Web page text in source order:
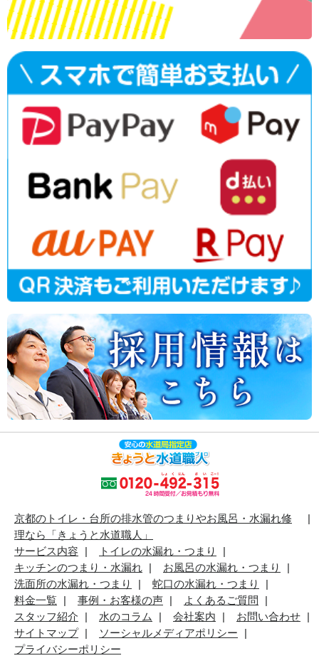
京都のトイレ・台所の排水管のつまりやお風呂・水漏れ修
理なら「きょうと水道職人」
サービス内容
トイレの水漏れ・つまり
キッチンのつまり・水漏れ
お風呂の水漏れ・つまり
洗面所の水漏れ・つまり
蛇口の水漏れ・つまり
料金一覧
事例・お客様の声
よくあるご質問
スタッフ紹介
水のコラム 会社案内
お問い合わせ
サイトマップ
ソーシャルメディアポリシー
プライバシーポリシー